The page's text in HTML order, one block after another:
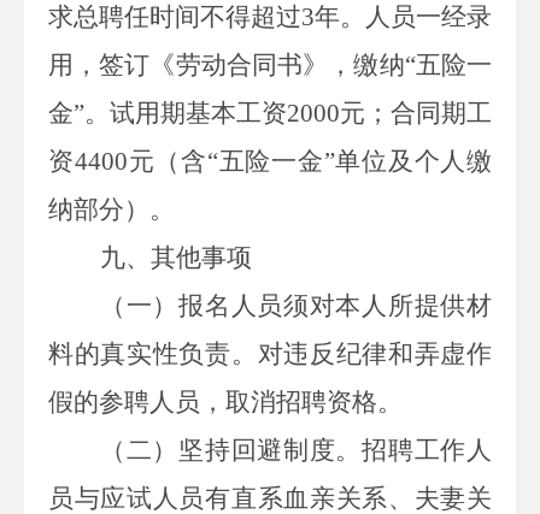
求总聘任时间不得超过3年。人员一经录
用，签订《劳动合同书》，缴纳“五险一
金”。 试用期基本工资2000元； 合同期工
资4400元 （含“五险一金”单位及个人缴
纳部分） 。
九、其他事项
（一）报名人员须对本人所提供材
料的真实性负责。对违反纪律和弄虚作
假的参聘人员，取消招聘资格。
（二）坚持回避制度。招聘工作人
员与应试人员有直系血亲关系、夫妻关